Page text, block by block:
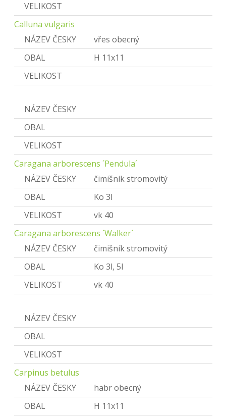
VELIKOST
Calluna vulgaris
NÁZEV ČESKY
vřes obecný
OBAL
H 11x11
VELIKOST
NÁZEV ČESKY
OBAL
VELIKOST
Caragana arborescens ´Pendula´
NÁZEV ČESKY
čimišník stromovitý
OBAL
Ko 3l
VELIKOST
vk 40
Caragana arborescens ´Walker´
NÁZEV ČESKY
čimišník stromovitý
OBAL
Ko 3l, 5l
VELIKOST
vk 40
NÁZEV ČESKY
OBAL
VELIKOST
Carpinus betulus
NÁZEV ČESKY
habr obecný
OBAL
H 11x11